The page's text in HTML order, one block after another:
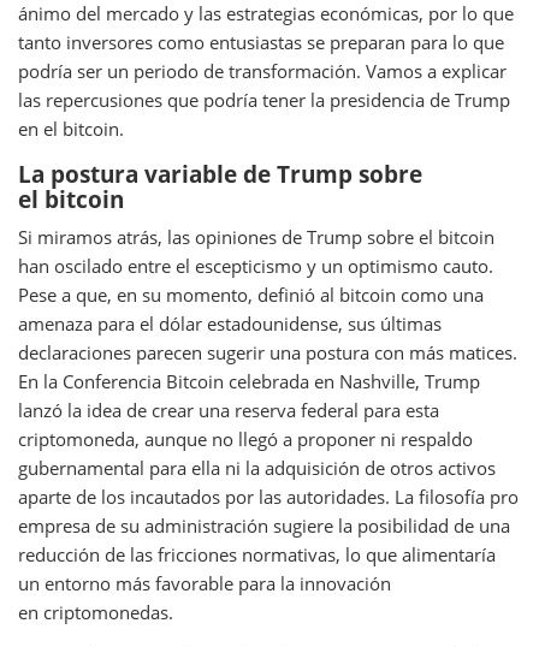
ánimo del mercado y las estrategias económicas, por lo que
tanto inversores como entusiastas se preparan para lo que
podría ser un periodo de transformación. Vamos a explicar
las repercusiones que podría tener la presidencia de Trump
en el bitcoin.
La postura variable de Trump sobre
el bitcoin
Si miramos atrás, las opiniones de Trump sobre el bitcoin
han oscilado entre el escepticismo y un optimismo cauto.
Pese a que, en su momento, definió al bitcoin como una
amenaza para el dólar estadounidense, sus últimas
declaraciones parecen sugerir una postura con más matices.
En la Conferencia Bitcoin celebrada en Nashville, Trump
lanzó la idea de crear una reserva federal para esta
criptomoneda, aunque no llegó a proponer ni respaldo
gubernamental para ella ni la adquisición de otros activos
aparte de los incautados por las autoridades. La filosofía pro
empresa de su administración sugiere la posibilidad de una
reducción de las fricciones normativas, lo que alimentaría
un entorno más favorable para la innovación
en criptomonedas.